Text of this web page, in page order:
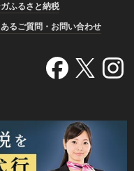
ふるさと納税
るご質問・お問い合わせ